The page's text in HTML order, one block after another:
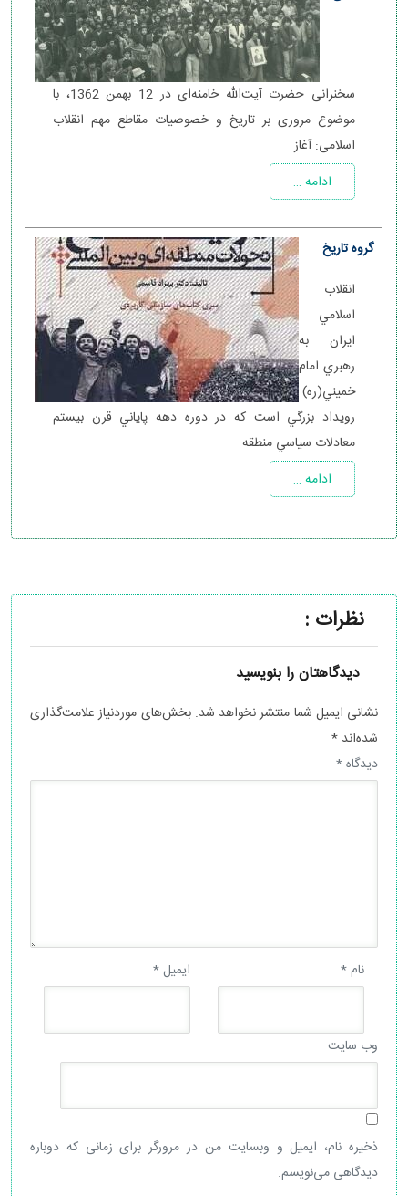
سخنرانی حضرت آیت‌الله خامنه‌ای در 12 بهمن 1362، با
موضوع مروری بر تاریخ و خصوصیات مقاطع مهم انقلاب
اسلامی: آغاز
ادامه …
گروه تاریخ
انقلاب
اسلامي
ايران به
رهبري امام
خميني(ره)
رويداد بزرگي است كه در دوره دهه پاياني قرن بيستم
معادلات سياسي منطقه
ادامه …
نظرات :
دیدگاهتان را بنویسید
نشانی ایمیل شما منتشر نخواهد شد. بخش‌های موردنیاز علامت‌گذاری
شده‌اند *
دیدگاه*
نام* ایمیل*
وب‌ سایت
ذخیره نام، ایمیل و وبسایت من در مرورگر برای زمانی که دوباره
دیدگاهی می‌نویسم.